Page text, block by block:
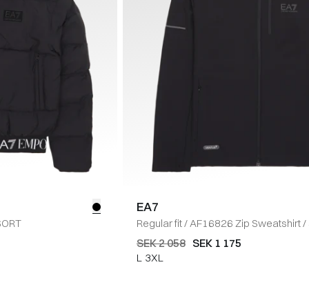
EA7
Regular fit/AF16826 Zip Sweatshirt/
SEK 2 058 SEK 1 175
L 3XL